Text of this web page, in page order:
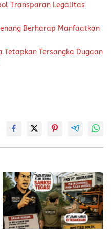
Transparan Legalitas
Berharap Manfaatkan
Tetapkan Tersangka Dugaan